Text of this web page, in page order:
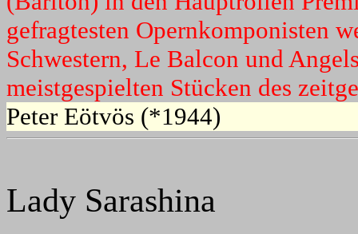
gefragtesten Opernkomponisten
Schwestern, Le Balcon und
meistgespielten Stücken des
Peter Eötvös (*1944)
Lady Sarashina